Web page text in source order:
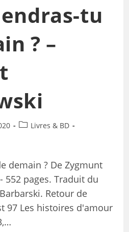
tu
? –
Livres & BD
demain ? De Zygmunt
552 pages. Traduit du
Retour de
97 Les histoires d'amour